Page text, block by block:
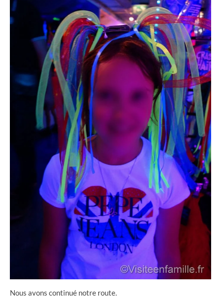
Nous avons continué notre route.